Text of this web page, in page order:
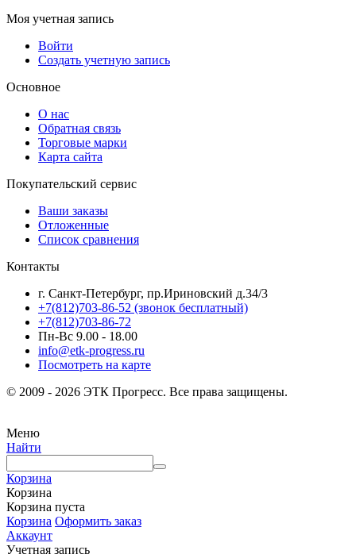
Моя учетная запись
Войти
Создать учетную запись
Основное
О нас
Обратная связь
Торговые марки
Карта сайта
Покупательский сервис
Ваши заказы
Отложенные
Список сравнения
Контакты
г. Санкт-Петербург, пр.Ириновский д.34/3
+7(812)703-86-52 (звонок бесплатный)
+7(812)703-86-72
Пн-Вс 9.00 - 18.00
info@etk-progress.ru
Посмотреть на карте
© 2009 - 2026 ЭТК Прогресс. Все права защищены.
Меню
Найти
Корзина
Корзина
Корзина пуста
Корзина Оформить заказ
Аккаунт
Учетная запись